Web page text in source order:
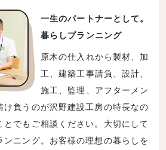
一生のパートナーとして。
暮らしプランニング
原木の仕入れから製材、加
工、建築工事請負、設計、
施工、監理、アフターメン
け負うのが沢野建設工房の特長なの
とでもご相談ください。大切にして
ンニング。お客様の理想の暮らしを